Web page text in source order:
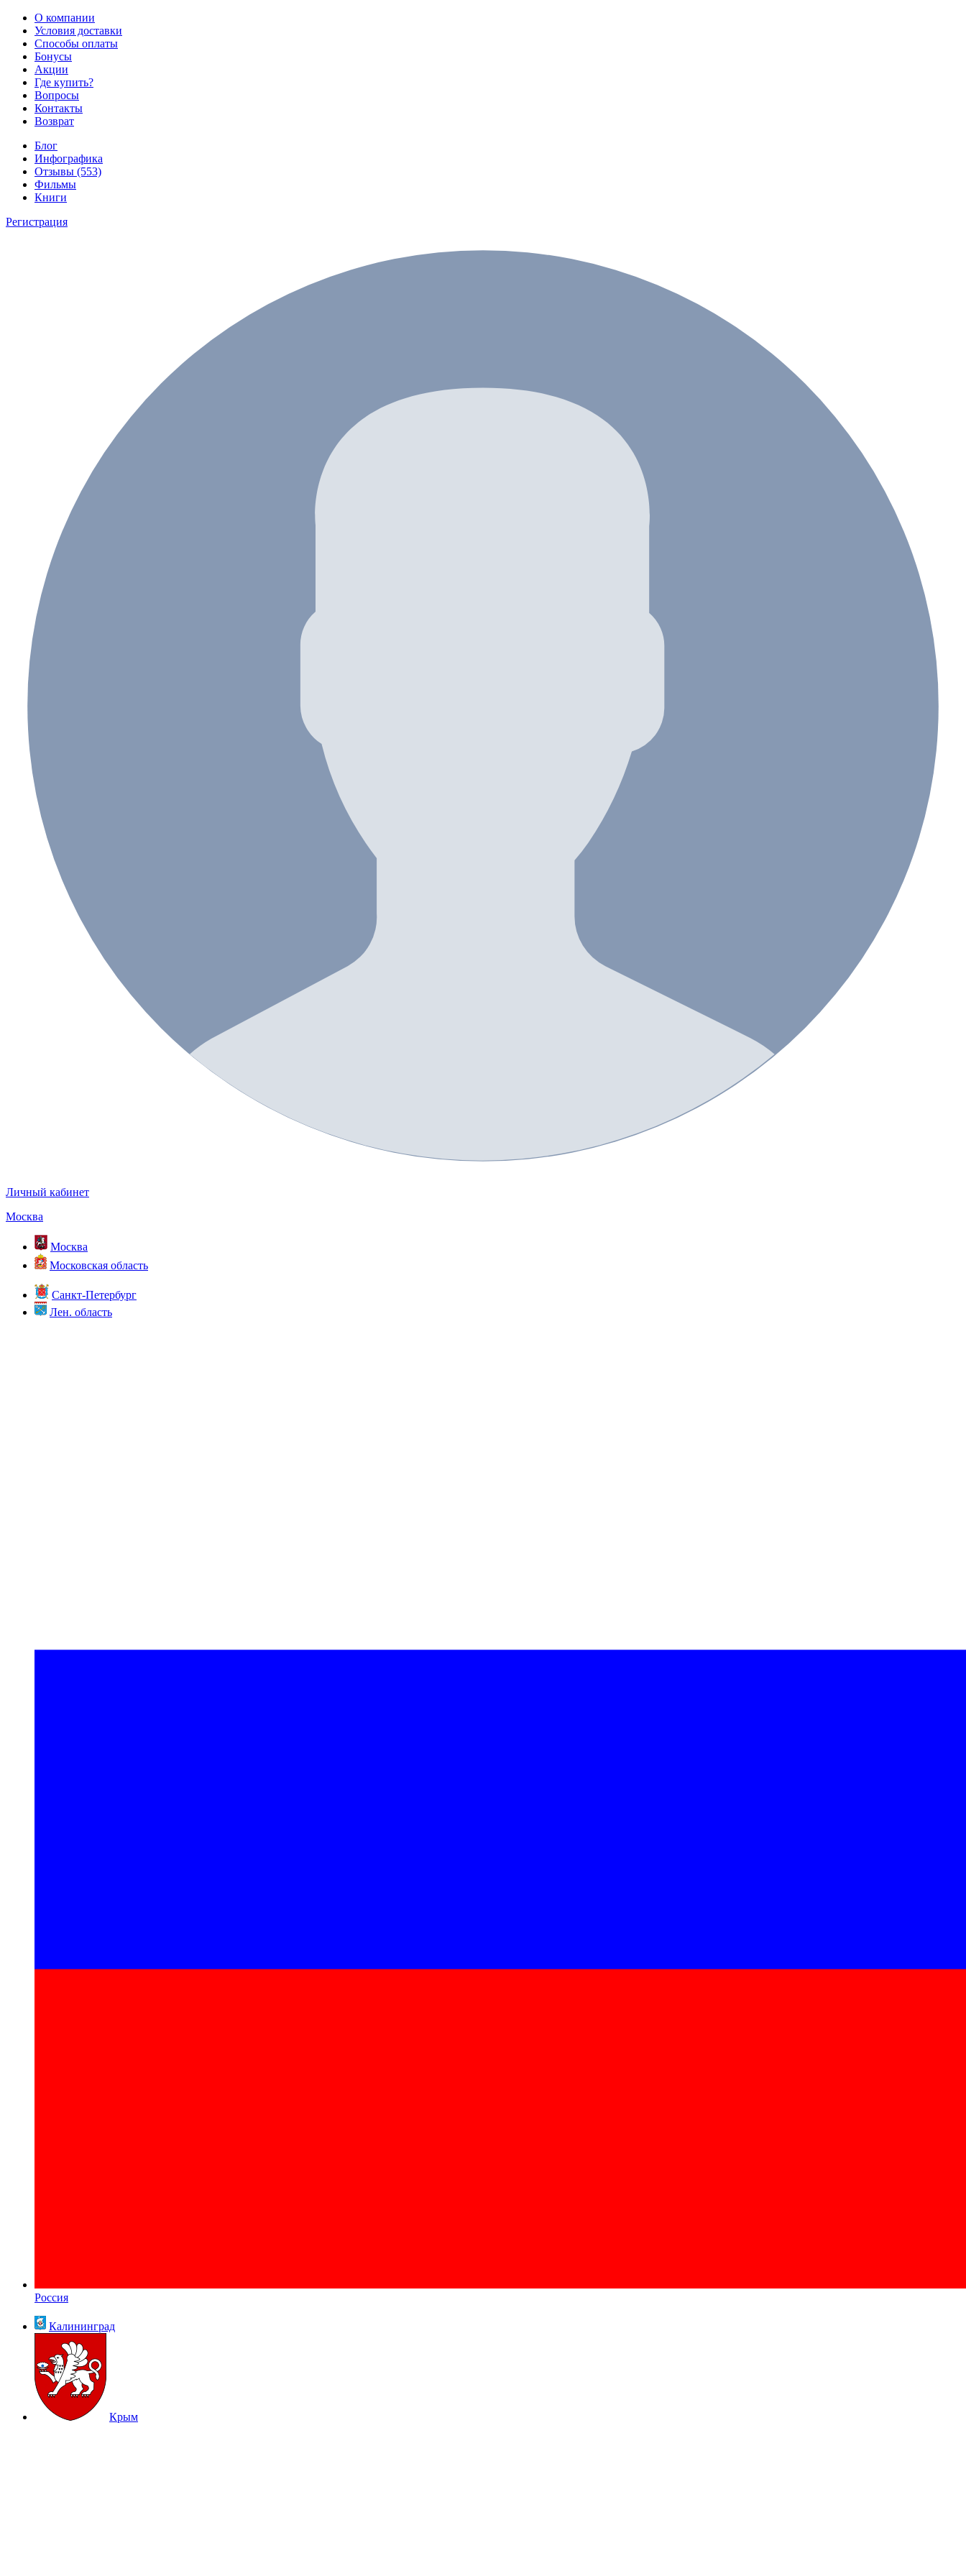
О компании
Условия доставки
Способы оплаты
Бонусы
Акции
Где купить?
Вопросы
Контакты
Возврат
Блог
Инфографика
Отзывы (553)
Фильмы
Книги
Регистрация
Личный кабинет
Москва
Москва
Московская область
Санкт-Петербург
Лен. область
Россия
Калининград
Крым